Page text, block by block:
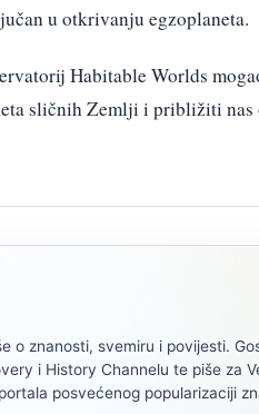
u otkrivanju egzoplaneta.
Habitable Worlds
sličnih Zemlji i približiti
o znanosti, svemiru i povijesti.
i History Channelu te piše za
posvećenog popularizaciji